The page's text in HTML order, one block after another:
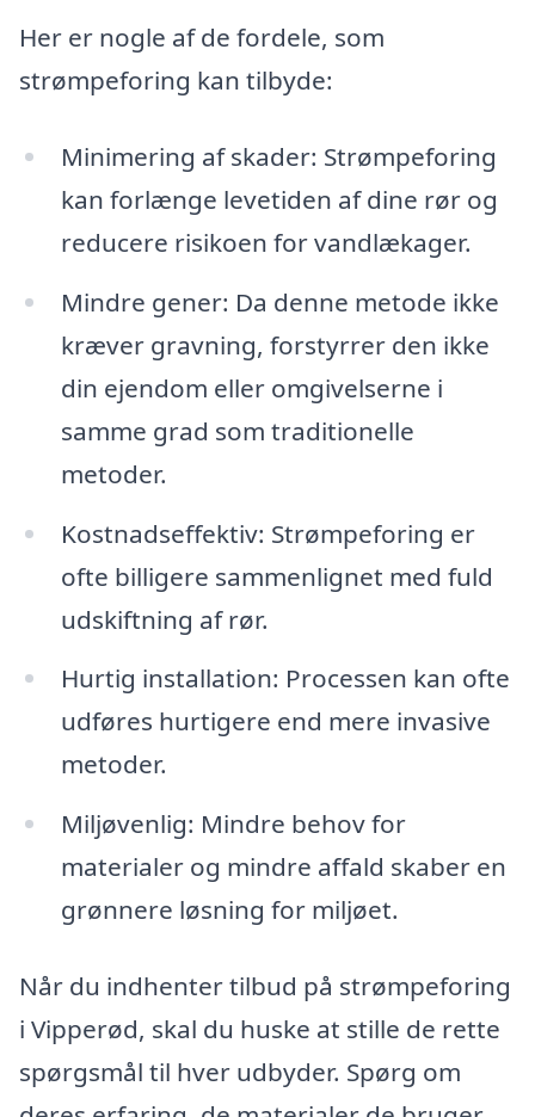
Her er nogle af de fordele, som
strømpeforing kan tilbyde:
Minimering af skader: Strømpeforing
kan forlænge levetiden af dine rør og
reducere risikoen for vandlækager.
Mindre gener: Da denne metode ikke
kræver gravning, forstyrrer den ikke
din ejendom eller omgivelserne i
samme grad som traditionelle
metoder.
Kostnadseffektiv: Strømpeforing er
ofte billigere sammenlignet med fuld
udskiftning af rør.
Hurtig installation: Processen kan ofte
udføres hurtigere end mere invasive
metoder.
Miljøvenlig: Mindre behov for
materialer og mindre affald skaber en
grønnere løsning for miljøet.
Når du indhenter tilbud på strømpeforing
i Vipperød, skal du huske at stille de rette
spørgsmål til hver udbyder. Spørg om